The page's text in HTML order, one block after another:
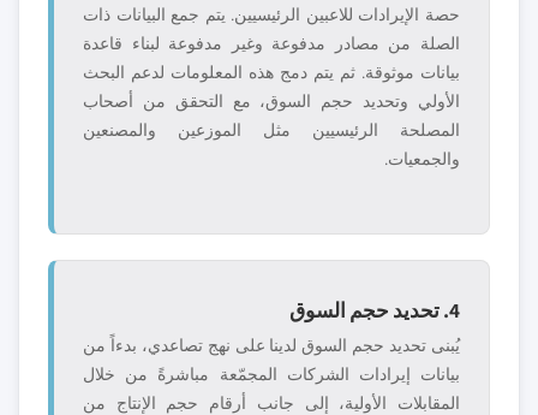
حصة الإيرادات للاعبين الرئيسيين. يتم جمع البيانات ذات
الصلة من مصادر مدفوعة وغير مدفوعة لبناء قاعدة
بيانات موثوقة. ثم يتم دمج هذه المعلومات لدعم البحث
الأولي وتحديد حجم السوق، مع التحقق من أصحاب
المصلحة الرئيسيين مثل الموزعين والمصنعين
والجمعيات.
4. تحديد حجم السوق
يُبنى تحديد حجم السوق لدينا على نهج تصاعدي، بدءاً من
بيانات إيرادات الشركات المجمّعة مباشرةً من خلال
المقابلات الأولية، إلى جانب أرقام حجم الإنتاج من